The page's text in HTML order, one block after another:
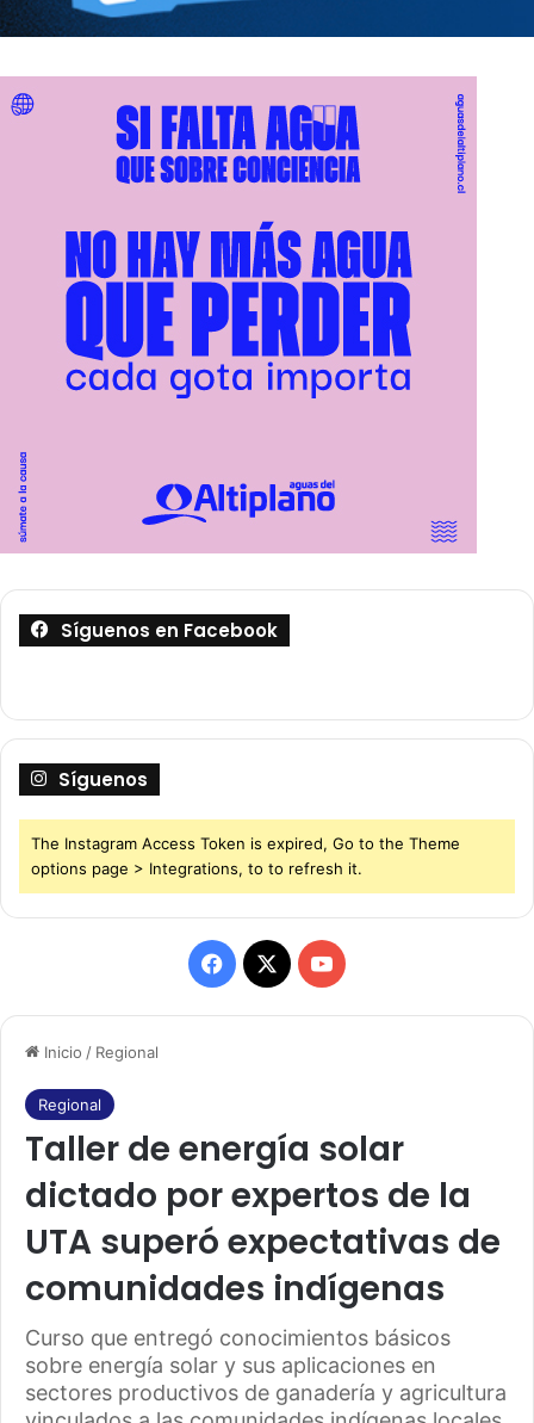
Inicio / Regional
Regional
Taller de energía solar
dictado por expertos de la
UTA superó expectativas de
comunidades indígenas
Curso que entregó conocimientos básicos
sobre energía solar y sus aplicaciones en
sectores productivos de ganadería y agricultura
Síguenos en Facebook
Síguenos
The Instagram Access Token is expired, Go to the Theme
options page > Integrations, to to refresh it.
F
a
b
o
o
k
X
Y
o
u
b
e